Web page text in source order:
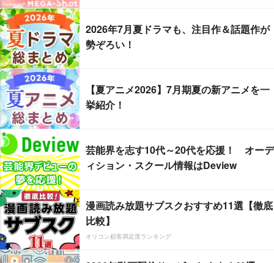
2026年7月夏ドラマも、注目作＆話題作が
勢ぞろい！
【夏アニメ2026】7月期夏の新アニメを一
挙紹介！
芸能界を志す10代～20代を応援！ オーデ
ィション・スクール情報はDeview
漫画読み放題サブスクおすすめ11選【徹底
比較】
オリコン顧客満足度ランキング